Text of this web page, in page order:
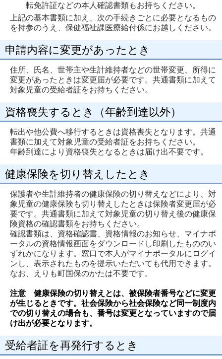
転免許証などの本人確認書類もお持ちください。
上記の基本書類に加え、次の手続きごとに必要となるもの
を持参のうえ、保健福祉課医療給付係にお越しください。
申請内容に変更があったとき
住所、氏名、世帯主や生計維持者などの世帯変更、所得に
変更があったときは変更届が必要です。共通書類に加えて
対象児童の受給者証をお持ちください。
資格喪失するとき（年齢到達以外）
転出や他公費へ移行するときは資格喪失となります。共通
書類に加えて対象児童の受給者証をお持ちください。
年齢到達により資格喪失となるときは届け出不要です。
健康保険を切り替えしたとき
保護者や生計維持者の健康保険の切り替えなどにより、対
象児童の健康保険も切り替えしたときは保険者変更届が必
要です。共通書類に加えて対象児童の切り替え後の健康保
険資格の確認書類をお持ちください。
確認書類は、資格確認書、資格情報のお知らせ、マイナポ
ータルの資格情報画面をダウンロードし印刷したもののい
ずれかになります。窓口で本人がマイナポータルにログイ
ンし、表示されたものを提示いただいても代用できます。
なお、えりも町国保のかたは不要です。
注意
健康保険の切り替えとは、被保険者番号などに変更
が生じるときです。社会保険から社会保険など同一制度内
での切り替えの場合も、番号は変更となっていますので届
け出が必要となります。
受給者証を再発行するとき